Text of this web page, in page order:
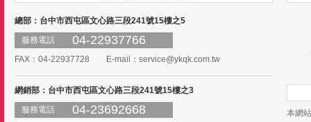
總部：台中市西屯區文心路三段241號15樓之5
服務電話
04-22937766
FAX：04-22937728 E-mail： service@ykqk.com.tw
網銷部：台中市西屯區文心路三段241號15樓之3
服務電話
04-23692668
本網